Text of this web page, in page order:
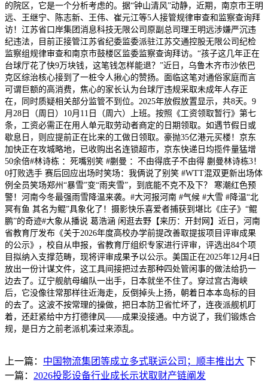
的院区，它是一个分析考虑的。据“钟山清风”动静，近期，南京市王明
远、王继宁、陈志新、王伟、崔元江等5人接管规律审查和监察查询拜
访！江苏省口岸集团消息科技无限公司原副总司理王明远涉嫌严沉违
纪违法，目前正接管江苏省纪委监委派驻江苏交通控股无限公司纪检
监察组规律审查和南京市鼓楼区监委监察查询拜访。“孩子这几年正在
台球厅花了快9万块钱，这笔钱怎样能退？”近日，乌鲁木齐市沙依巴
克区综治核心接到了一桩令人揪心的赞扬。面临这笔对通俗家庭而言
可谓巨额的高消费，焦心的家长认为台球厅违规采取未成年人存正
在，同时质疑相关部分监管不到位。2025年放假放置显示，共8天。9
月28日（周日）10月11日（周六）上班。按照《工资领取暂行》第七
条，工资必需正在用人单元取劳动者商定的日期领取。如遇节假日或
歇息日，则应提前正在比来的工做日领取。豪抛35亿港元买楼！京东
加快正在攻城略地，已收购出名连锁超市，京东快递日均揽件量猛增
50余倍#林诗栋 ：死嘴别笑 #蒯曼 ：不由得底子不由得 蒯曼林诗栋3！
0打败选手 赛后回应出场时笑场：我俩说了别笑 #WTT混双更新出场体
例全员笑场郑州“暴雪”变“雨夹雪”，到底能不克不及下？ 寒潮红色预
警！河南今冬最强雨雪降温来袭。#大河报河南 #气候 #大雪 #降温“北
冥有鱼 其名为鲲”具象化了！摄影快乐喜爱者捕获到堪比《庄子》“鲲
鹏”的奇迹#大象从播说 葛浩涵 闲逛去野【来历：开封网】近日，河南
省教育厅发布《关于2026年度高校办学前提改善取提拔项目评审成果
的公示》，校自从申报，省教育厅组织专家进行评审，评选出84个项
目拟纳入支撑范畴，现将评审成果予以公示。美国正在2025年12月4日
放出一份计谋文件，这工具间接把过去那种四处管闲事的做法给扔一
边去了。辽宁舰航母编队一出手，日本就坐不住了。穿过宫古海峡
后，它没像往常那样往近海走，反倒掉头上扬，朝着日本本岛标的目
的去了。这波不按常理的操做，把日本防卫省忙坏了，连夜派舰机盯
着，还赶紧给中方打德律风——成果没接通。中方说了，我们锻炼合
规，是日方之前老派机凑过来添乱。
上一篇： 中国物流集团等成立多式联运公司；顺丰推出大 下
一篇： 2026投影设备行业成长示状取财产链阐发